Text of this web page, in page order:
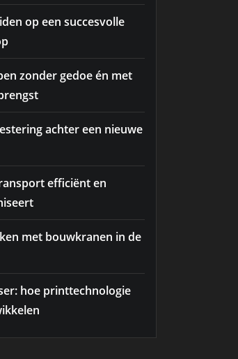
op een succesvolle
zonder gedoe én met
achter een nieuwe
efficiënt en
met bouwkranen in de
hoe printtechnologie